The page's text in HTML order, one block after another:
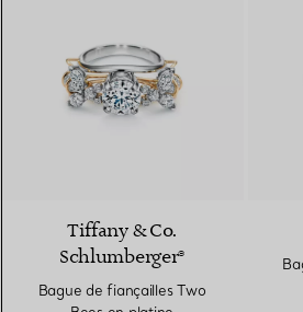
Tiffany & Co.
Schlumberger®
Bague de fiançailles Two